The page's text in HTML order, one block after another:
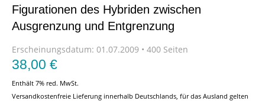
Figurationen des Hybriden zwischen
Ausgrenzung und Entgrenzung
Erscheinungsdatum: 01.07.2009 • 400 Seiten
38,00 €
Enthält 7% red. MwSt.
Versandkostenfreie Lieferung innerhalb Deutschlands, für das Ausland gelten